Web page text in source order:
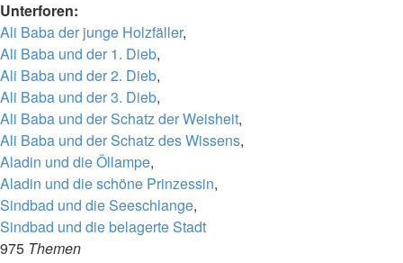
Unterforen:
Ali Baba der junge Holzfäller,
Ali Baba und der 1. Dieb,
Ali Baba und der 2. Dieb,
Ali Baba und der 3. Dieb,
Ali Baba und der Schatz der Weisheit,
Ali Baba und der Schatz des Wissens,
Aladin und die Öllampe,
Aladin und die schöne Prinzessin,
Sindbad und die Seeschlange,
Sindbad und die belagerte Stadt
975 Themen